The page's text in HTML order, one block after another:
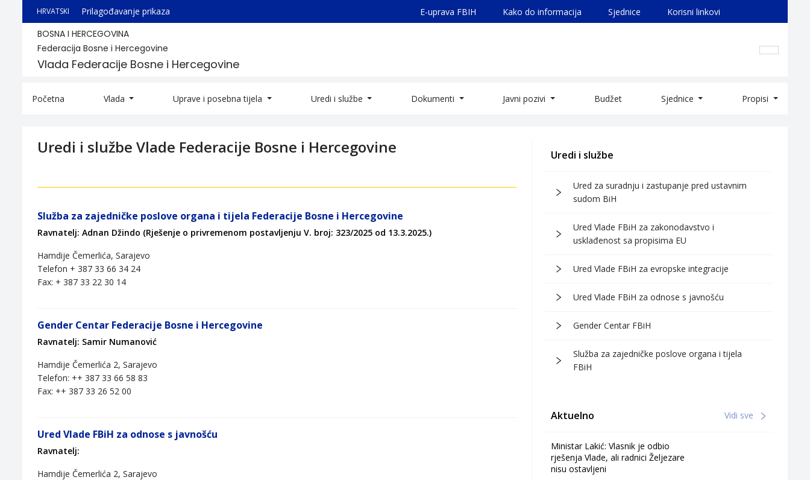
HRVATSKI Prilagođavanje prikaza E-uprava FBIH Kako do informacija Sjednice Korisni linkovi
BOSNA I HERCEGOVINA
Federacija Bosne i Hercegovine
Vlada Federacije Bosne i Hercegovine
Početna Vlada Uprave i posebna tijela Uredi i službe Dokumenti Javni pozivi Budžet Sjednice Propisi
Uredi i službe Vlade Federacije Bosne i Hercegovine
Služba za zajedničke poslove organa i tijela Federacije Bosne i Hercegovine
Ravnatelj: Adnan Džindo (Rješenje o privremenom postavljenju V. broj: 323/2025 od 13.3.2025.)
Hamdije Čemerlića, Sarajevo
Telefon + 387 33 66 34 24
Fax: + 387 33 22 30 14
Gender Centar Federacije Bosne i Hercegovine
Ravnatelj: Samir Numanović
Hamdije Čemerlića 2, Sarajevo
Telefon: ++ 387 33 66 58 83
Fax: ++ 387 33 26 52 00
Ured Vlade FBiH za odnose s javnošću
Ravnatelj:
Hamdije Čemerlića 2, Sarajevo
Uredi i službe
Ured za suradnju i zastupanje pred ustavnim
sudom BiH
Ured Vlade FBiH za zakonodavstvo i
usklađenost sa propisima EU
Ured Vlade FBiH za evropske integracije
Ured Vlade FBiH za odnose s javnošću
Gender Centar FBiH
Služba za zajedničke poslove organa i tijela
FBiH
Aktuelno Vidi sve
Ministar Lakić: Vlasnik je odbio
rješenja Vlade, ali radnici Željezare
nisu ostavljeni